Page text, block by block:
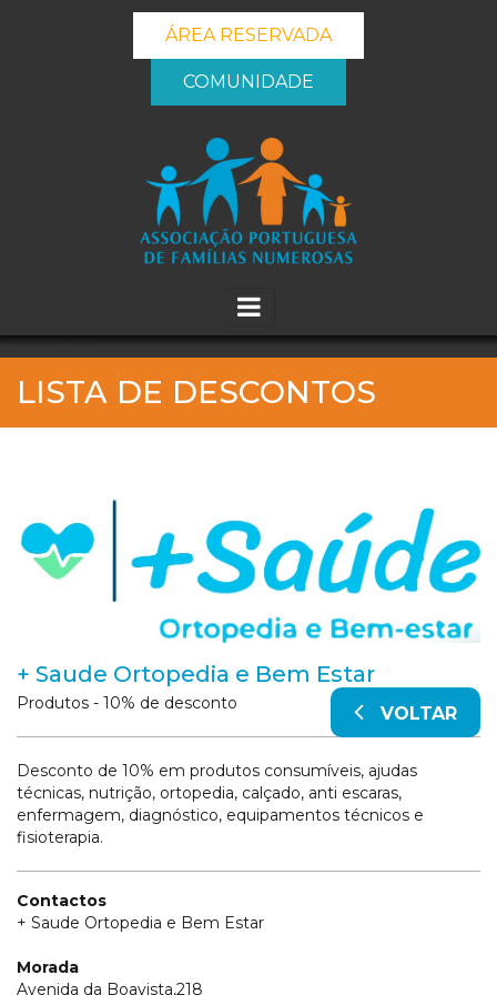
ÁREA RESERVADA
COMUNIDADE
_banner_me_
LISTA DE DESCONTOS
+ Saude Ortopedia e Bem Estar
VOLTAR
Produtos - 10% de desconto
Desconto de 10% em produtos consumíveis, ajudas
técnicas, nutrição, ortopedia, calçado, anti escaras,
enfermagem, diagnóstico, equipamentos técnicos e
fisioterapia.
Contactos
+ Saude Ortopedia e Bem Estar
Morada
Avenida da Boavista,218